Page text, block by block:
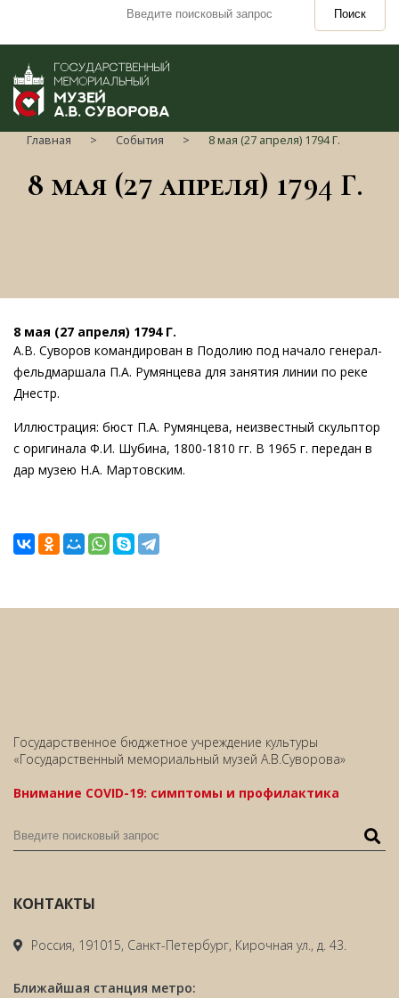
Поиск
Главная События 8 мая (27 апреля) 1794 Г.
8 мая (27 апреля) 1794 Г.
8 мая (27 апреля) 1794 Г.
А.В. Суворов командирован в Подолию под начало генерал-
фельдмаршала П.А. Румянцева для занятия линии по реке
Днестр.
Иллюстрация: бюст П.А. Румянцева, неизвестный скульптор
с оригинала Ф.И. Шубина, 1800-1810 гг. В 1965 г. передан в
дар музею Н.А. Мартовским.
Государственное бюджетное учреждение культуры
«Государственный мемориальный музей А.В.Суворова»
Внимание COVID-19: симптомы и профилактика
КОНТАКТЫ
Россия, 191015, Санкт-Петербург, Кирочная ул., д. 43.
Ближайшая станция метро: